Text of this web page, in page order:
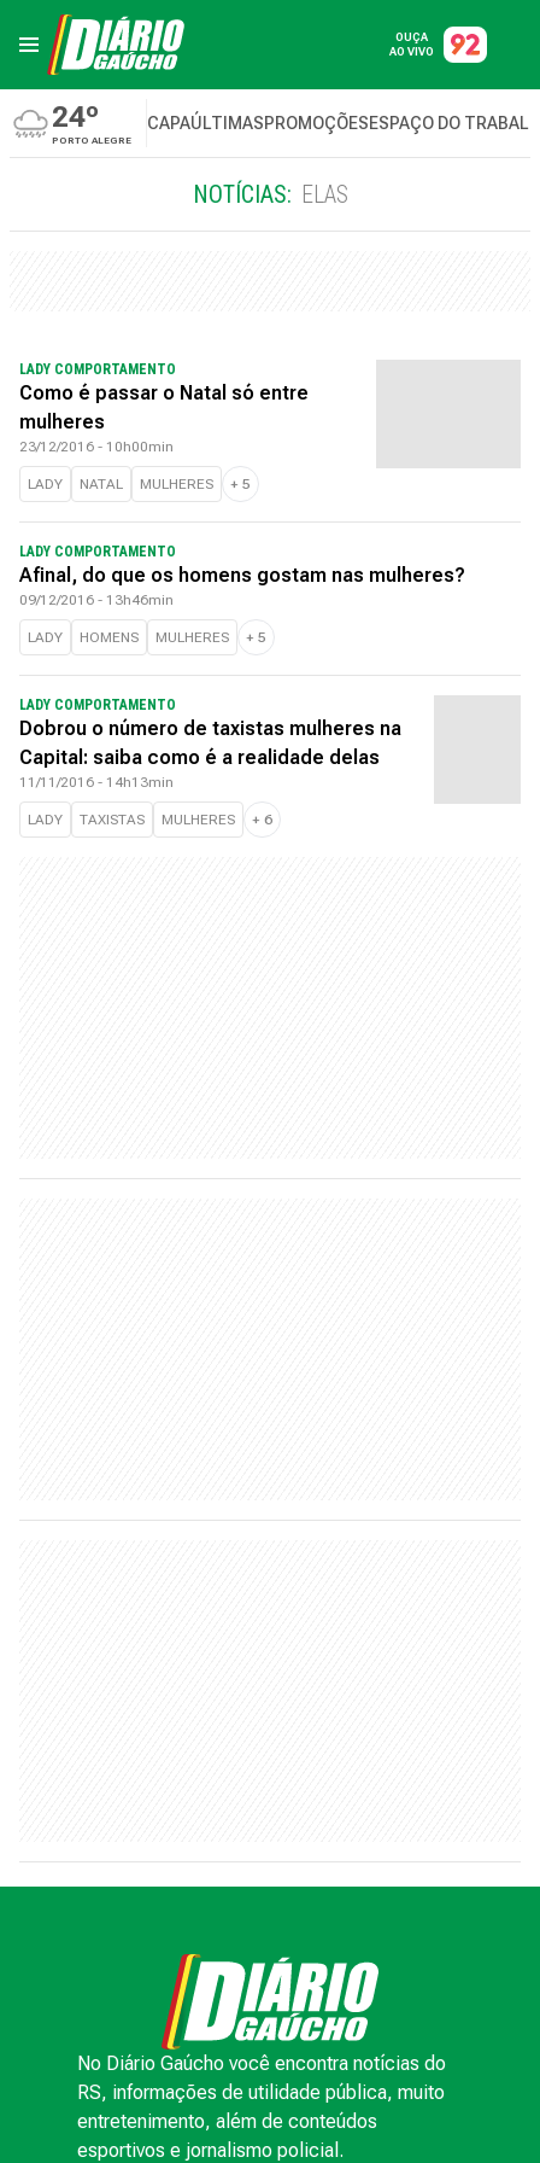
OUÇA
AO VIVO
24º
PORTO ALEGRE
CAPAÚLTIMASPROMOÇÕESESPAÇO DO
NOTÍCIAS: ELAS
LADY COMPORTAMENTO
Como é passar o Natal só entre
mulheres
23/12/2016 - 10h00min
LADY NATAL MULHERES + 5
LADY COMPORTAMENTO
Afinal, do que os homens gostam nas mulheres?
09/12/2016 - 13h46min
LADY HOMENS MULHERES + 5
LADY COMPORTAMENTO
Dobrou o número de taxistas mulheres na
Capital: saiba como é a realidade delas
11/11/2016 - 14h13min
LADY TAXISTAS MULHERES + 6
No Diário Gaúcho você encontra notícias do
RS, informações de utilidade pública, muito
entretenimento, além de conteúdos
esportivos e jornalismo policial.